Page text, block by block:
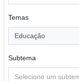
Temas
Educação
Subtema
Selecione um